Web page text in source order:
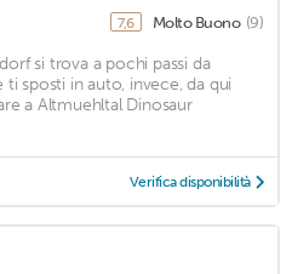
7,6 Molto Buono (9)
si trova a pochi passi da
ti sposti in auto, invece, da qui
a Altmuehltal Dinosaur
Verifica disponibilità